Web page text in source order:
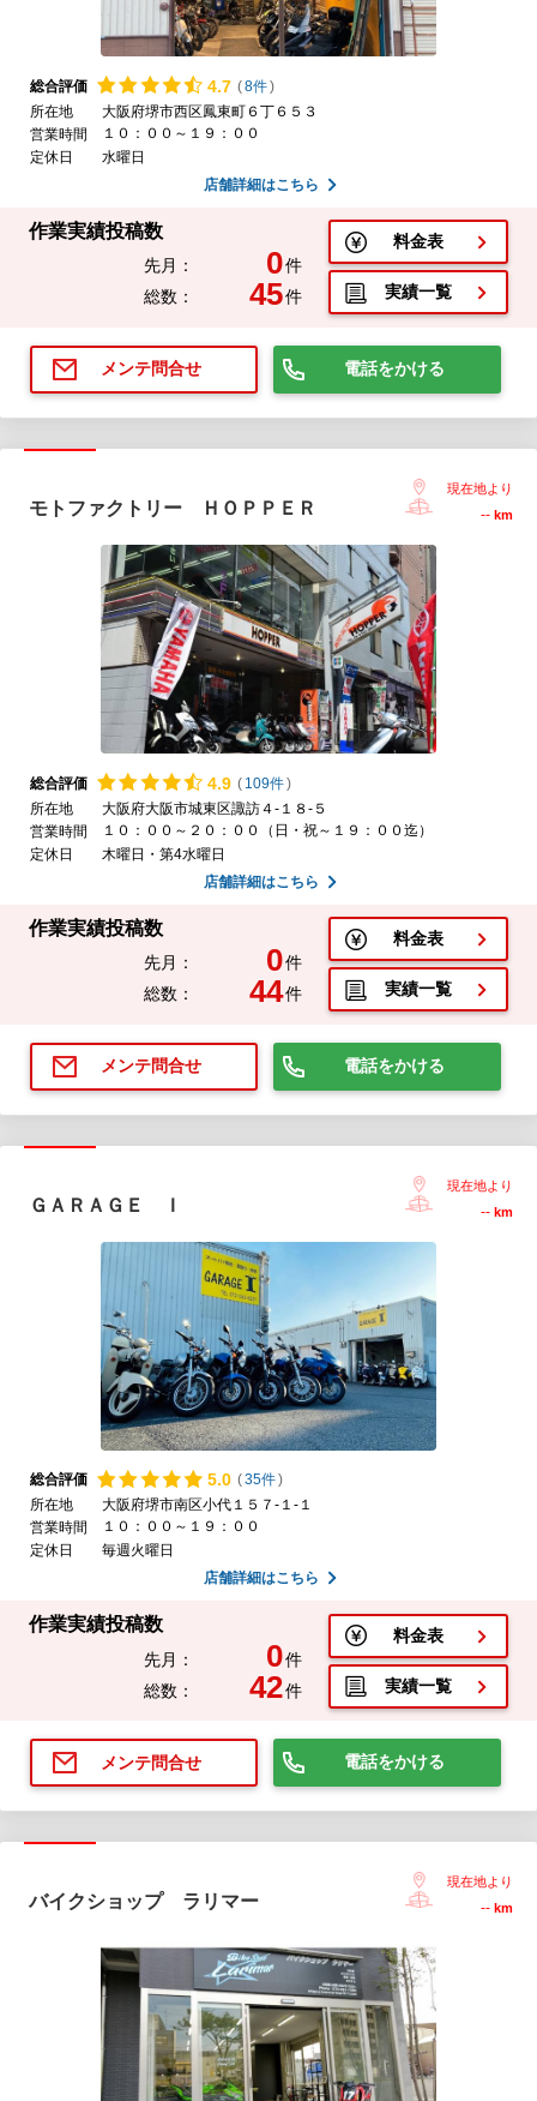
総合評価 4.7 (8件)
所在地
大阪府堺市西区鳳東町６丁６５３
営業時間
１０：００～１９：００
定休日
水曜日
店舗詳細はこちら
作業実績投稿数
先月： 0件
総数：
45件
料金表
実績一覧
メンテ問合せ 電話をかける
モトファクトリー ＨＯＰＰＥＲ
現在地より
-- km
総合評価 4.9 ( 109件)
所在地
大阪府大阪市城東区諏訪４-１８-５
営業時間
１０：００～２０：００（日・祝～１９：００迄）
定休日
木曜日・第4水曜日
店舗詳細はこちら
作業実績投稿数
先月： 0件
総数：
44件
料金表
実績一覧
メンテ問合せ 電話をかける
ＧＡＲＡＧＥ Ｉ
現在地より
-- km
総合評価 5.0 (35件)
所在地
大阪府堺市南区小代１５７-１-１
営業時間
１０：００～１９：００
定休日
毎週火曜日
店舗詳細はこちら
作業実績投稿数
先月： 0件
総数：
42件
料金表
実績一覧
メンテ問合せ 電話をかける
バイクショップ ラリマー
現在地より
-- km